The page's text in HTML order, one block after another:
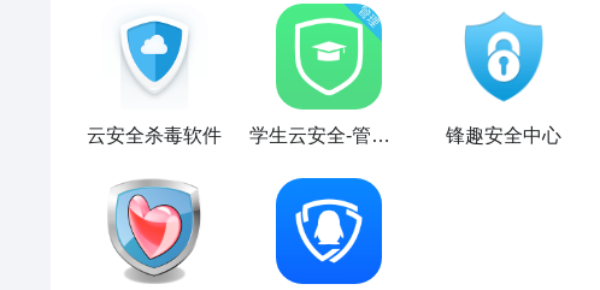
云安全杀毒软件 学生云安全-管理版 锋趣安全中心